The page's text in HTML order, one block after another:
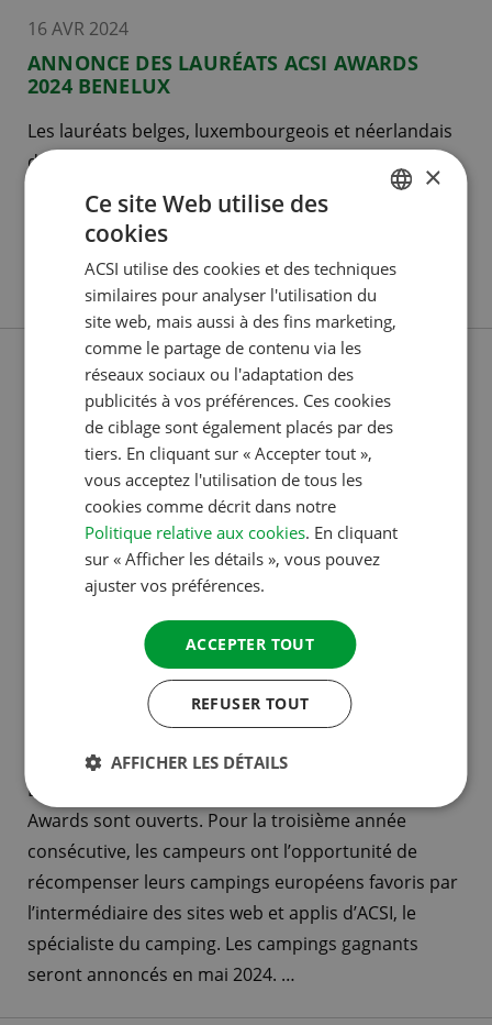
16 AVR 2024
ANNONCE DES LAURÉATS ACSI AWARDS
2024 BENELUX
Les lauréats belges, luxembourgeois et néerlandais
des ACSI Awards 2024 ont été annoncés lors de
l’événement ACSI Awards qui s’est tenu le 16 avril.
Les campeurs ont une nouvelle fois voté en masse,
prestigieux du camping en Europe.
LES VOTES POUR LES ACSI AWARDS 2024
Depuis le 15 septembre, les votes pour les ACSI
Awards sont ouverts. Pour la troisième année
consécutive, les campeurs ont l’opportunité de
récompenser leurs campings européens favoris par
l’intermédiaire des sites web et applis d’ACSI, le
spécialiste du camping. Les campings gagnants
seront annoncés en mai 2024. …
ENGLISH
DANISH
×
Ce site Web utilise des
cookies
ACSI utilise des cookies et des techniques
similaires pour analyser l'utilisation du
site web, mais aussi à des fins marketing,
comme le partage de contenu via les
réseaux sociaux ou l'adaptation des
publicités à vos préférences. Ces cookies
de ciblage sont également placés par des
tiers. En cliquant sur « Accepter tout »,
vous acceptez l'utilisation de tous les
cookies comme décrit dans notre
Politique relative aux cookies. En cliquant
sur « Afficher les détails », vous pouvez
ajuster vos préférences.
ACCEPTER TOUT
REFUSER TOUT
AFFICHER LES DÉTAILS